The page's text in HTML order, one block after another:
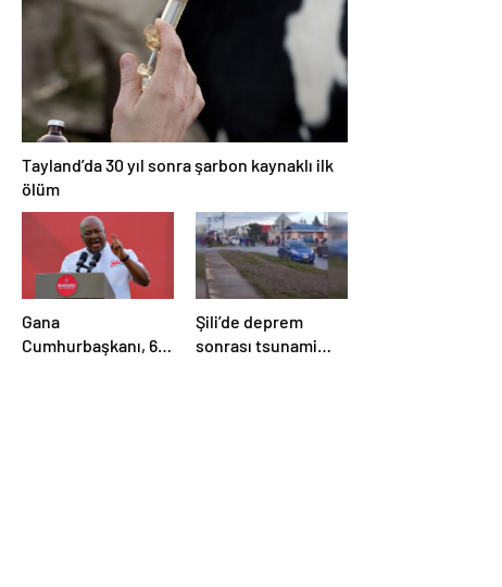
Tayland’da 30 yıl sonra şarbon kaynaklı ilk
ölüm
Gana
Cumhurbaşkanı, 6
Şili’de deprem
sonrası tsunami